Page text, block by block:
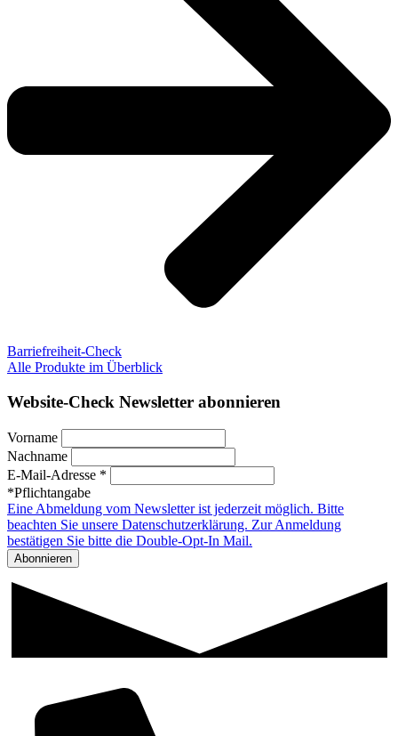
Barriefreiheit-Check
Alle Produkte im Überblick
Website-Check Newsletter abonnieren
Vorname
Nachname
E-Mail-Adresse *
*Pflichtangabe
Eine Abmeldung vom Newsletter ist jederzeit möglich. Bitte
beachten Sie unsere Datenschutzerklärung. Zur Anmeldung
bestätigen Sie bitte die Double-Opt-In Mail.